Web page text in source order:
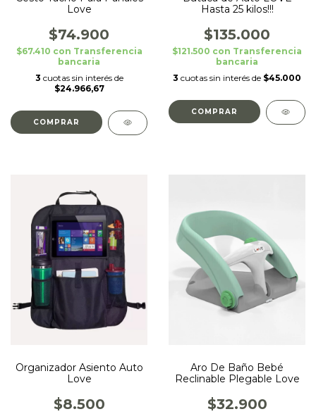
Love
$74.900
$67.410 con Transferencia
bancaria
3 cuotas sin interés de
$24.966,67
Hasta 25 kilos!!!
$135.000
$121.500 con Transferencia
bancaria
3 cuotas sin interés de $45.000
COMPRAR
Organizador Asiento Auto
Love
$8.500
Aro De Baño Bebé
Reclinable Plegable Love
$32.900